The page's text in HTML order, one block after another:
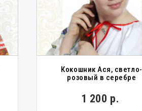
Кокошник Ася, светло-
розовый в серебре
1 200 р.